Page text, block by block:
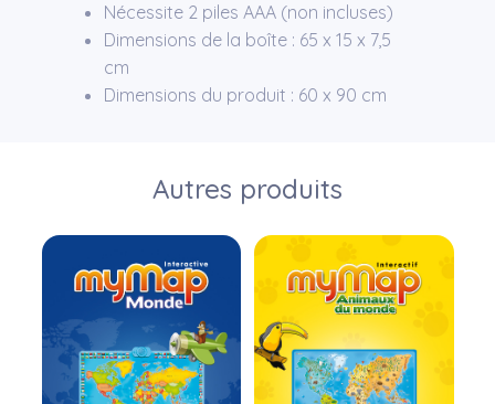
Nécessite 2 piles AAA (non incluses)
Dimensions de la boîte : 65 x 15 x 7,5
cm
Dimensions du produit : 60 x 90 cm
Autres produits